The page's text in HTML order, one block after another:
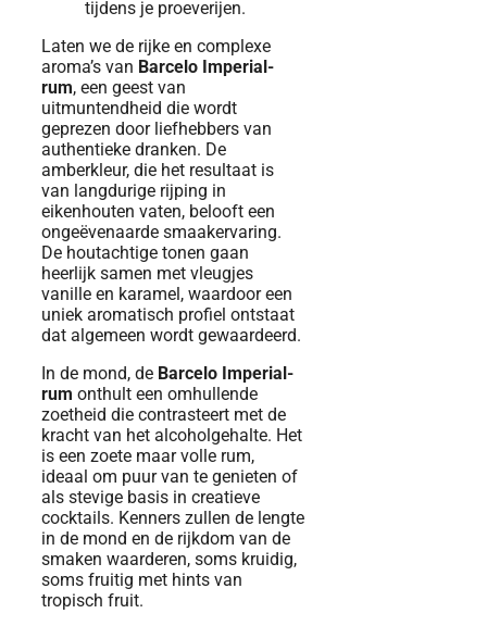
Laten we de rijke en complexe
aroma’s van Barcelo Imperial-
rum, een geest van
uitmuntendheid die wordt
geprezen door liefhebbers van
authentieke dranken. De
amberkleur, die het resultaat is
van langdurige rijping in
eikenhouten vaten, belooft een
ongeëvenaarde smaakervaring.
De houtachtige tonen gaan
heerlijk samen met vleugjes
vanille en karamel, waardoor een
uniek aromatisch profiel ontstaat
dat algemeen wordt gewaardeerd.
In de mond, de Barcelo Imperial-
rum onthult een omhullende
zoetheid die contrasteert met de
kracht van het alcoholgehalte. Het
is een zoete maar volle rum,
ideaal om puur van te genieten of
als stevige basis in creatieve
cocktails. Kenners zullen de lengte
in de mond en de rijkdom van de
smaken waarderen, soms kruidig,
soms fruitig met hints van
tropisch fruit.